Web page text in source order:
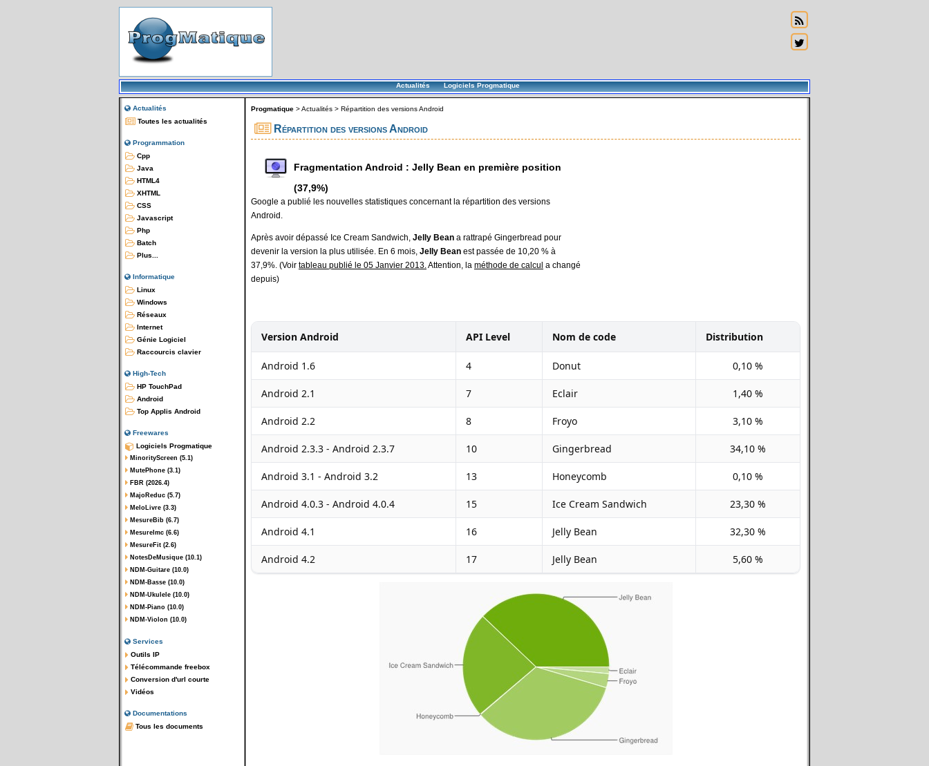
Actualités Logiciels Progmatique
Actualités
Toutes les actualités
Programmation
Cpp
Java
HTML4
XHTML
CSS
Javascript
Php
Batch
Plus...
Informatique
Linux
Windows
Réseaux
Internet
Génie Logiciel
Raccourcis clavier
High-Tech
HP TouchPad
Android
Top Applis Android
Freewares
Logiciels Progmatique
MinorityScreen (5.1)
MutePhone (3.1)
FBR (2026.4)
MajoReduc (5.7)
MeloLivre (3.3)
MesureBib (6.7)
MesureImc (6.6)
MesureFit (2.6)
NotesDeMusique (10.1)
NDM-Guitare (10.0)
NDM-Basse (10.0)
NDM-Ukulele (10.0)
NDM-Piano (10.0)
NDM-Violon (10.0)
Services
Outils IP
Télécommande freebox
Conversion d'url courte
Vidéos
Documentations
Tous les documents
Progmatique >Actualités > Répartition des versions Android
Répartition des versions Android
Fragmentation Android : Jelly Bean en première position
(37,9%)
Google a publié les nouvelles statistiques concernant la répartition des versions
Android.
Après avoir dépassé Ice Cream Sandwich, Jelly Bean a rattrapé Gingerbread pour
devenir la version la plus utilisée. En 6 mois, Jelly Bean est passée de 10,20 % à
37,9%. (Voir tableau publié le 05 Janvier 2013.Attention, la méthode de calcul a changé
depuis)
Version Android API Level Nom de code Distribution
Android 1.6 4 Donut 0,10 %
Android 2.1 7 Eclair 1,40 %
Android 2.2 8 Froyo 3,10 %
Android 2.3.3 - Android 2.3.7 10 Gingerbread 34,10 %
Android 3.1 - Android 3.2 13 Honeycomb 0,10 %
Android 4.0.3 - Android 4.0.4 15 Ice Cream Sandwich 23,30 %
Android 4.1 16 Jelly Bean 32,30 %
Android 4.2 17 Jelly Bean 5,60 %